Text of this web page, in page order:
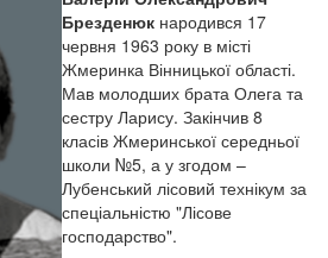
Брезденюк народився 17
червня 1963 року в місті
Жмеринка Вінницької області.
Мав молодших брата Олега та
сестру Ларису. Закінчив 8
класів Жмеринської середньої
школи №5, а у згодом –
Лубенський лісовий технікум за
спеціальністю "Лісове
господарство".